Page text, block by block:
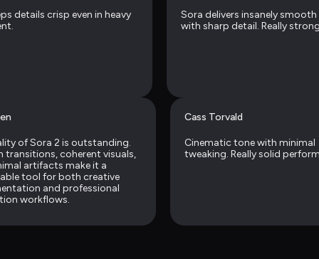
details crisp even in heavy
Sora delivers insanely
with sharp detail. Really
of Sora 2 is outstanding.
transitions, coherent visuals,
artifacts make it a
tool for both creative
and professional
workflows.
Cass Torvald
Cinematic tone with minimal
tweaking. Really solid